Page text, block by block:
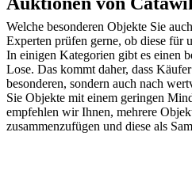
Welche besonderen Objekte Sie
Experten prüfen gerne, ob diese für
In einigen Kategorien gibt es einen
Lose. Das kommt daher, dass
besonderen, sondern auch nach
Sie Objekte mit einem geringen
empfehlen wir Ihnen, mehrere
zusammenzufügen und diese als